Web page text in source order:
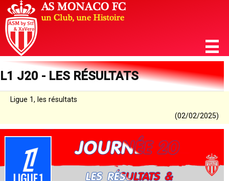
L1 J20 - LES RÉSULTATS
Ligue 1, les résultats
(02/02/2025)